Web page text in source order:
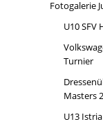
Fotogalerie
U10 SFV
Turnier
Masters
U13